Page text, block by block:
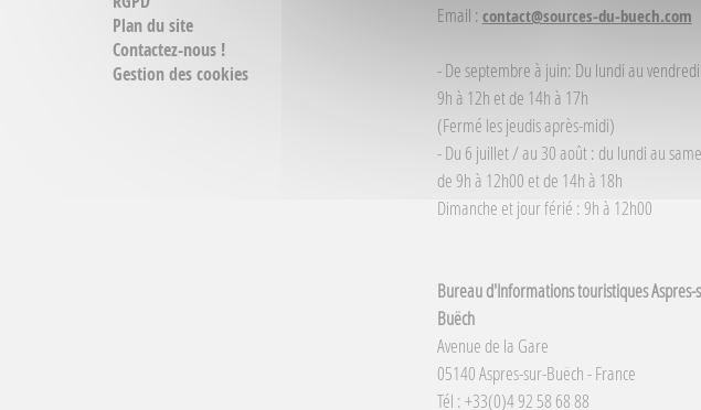
Plan du site
Contactez-nous !
Gestion des cookies
Email : contact@sources-du-buech.com
- De septembre à juin: Du lundi au
9h à 12h et de 14h à 17h
(Fermé les jeudis après-midi)
- Du 6 juillet / au 30 août : du lundi au
de 9h à 12h00 et de 14h à 18h
Dimanche et jour férié : 9h à 12h00
Bureau d'Informations touristiques Aspres-
Buëch
Avenue de la Gare
05140 Aspres-sur-Buëch - France
Tél : +33(0)4 92 58 68 88